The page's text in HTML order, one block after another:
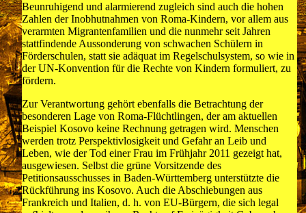
Beunruhigend und alarmierend zugleich sind auch die hohen
Zahlen der Inobhutnahmen von Roma-Kindern, vor allem aus
verarmten Migrantenfamilien und die nunmehr seit Jahren
stattfindende Aussonderung von schwachen Schülern in
Förderschulen, statt sie adäquat im Regelschulsystem, so wie in
der UN-Konvention für die Rechte von Kindern formuliert, zu
fördern.
Zur Verantwortung gehört ebenfalls die Betrachtung der
besonderen Lage von Roma-Flüchtlingen, der am aktuellen
Beispiel Kosovo keine Rechnung getragen wird. Menschen
werden trotz Perspektivlosigkeit und Gefahr an Leib und
Leben, wie der Tod einer Frau im Frühjahr 2011 gezeigt hat,
ausgewiesen. Selbst die grüne Vorsitzende des
Petitionsausschusses in Baden-Württemberg unterstützte die
Rückführung ins Kosovo. Auch die Abschiebungen aus
Frankreich und Italien, d. h. von EU-Bürgern, die sich legal